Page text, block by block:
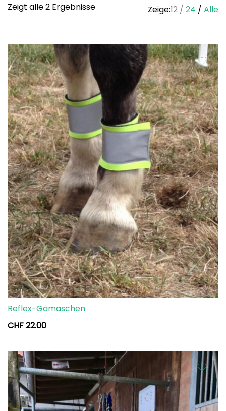
Zeigt alle 2 ErgebnisseSorted
Zeige:12 24 Alle
Reflex-Gamaschen
CHF22.00